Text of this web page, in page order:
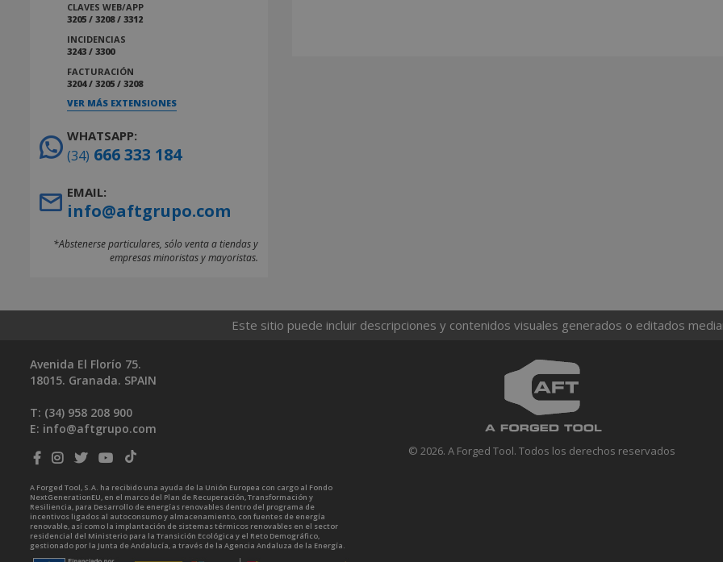
CLAVES WEB/APP
3205 / 3208 / 3312
INCIDENCIAS
3243 / 3300
FACTURACIÓN
3204 / 3205 / 3208
VER MÁS EXTENSIONES
WHATSAPP:
(34) 666 333 184
EMAIL:
info@aftgrupo.com
*Abstenerse particulares, sólo venta a tiendas y
empresas minoristas y mayoristas.
Este sitio puede incluir descripciones y contenidos visuales generados o editados
© 2026. A Forged Tool. Todos los derechos reservados
Avenida El Florío 75.
18015. Granada. SPAIN
T: (34) 958 208 900
E: info@aftgrupo.com
A Forged Tool, S.A. ha recibido una ayuda de la Unión Europea con cargo al Fondo
NextGenerationEU, en el marco del Plan de Recuperación, Transformación y
Resiliencia, para Desarrollo de energías renovables dentro del programa de
incentivos ligados al autoconsumo y almacenamiento, con fuentes de energía
renovable, así como la implantación de sistemas térmicos renovables en el sector
residencial del Ministerio para la Transición Ecológica y el Reto Demográfico,
gestionado por la Junta de Andalucía, a través de la Agencia Andaluza de la Energía.